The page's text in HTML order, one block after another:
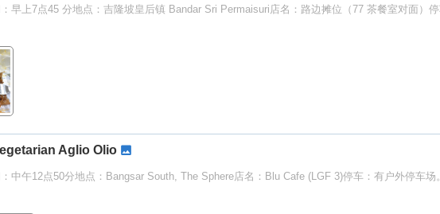
早上7点45 分地点：吉隆坡皇后镇 Bandar Sri Permaisuri店名：路边摊位（77 茶餐室对面）
Aglio Olio
中午12点50分地点：Bangsar South, The Sphere店名：Blu Cafe (LGF 3)停车：有户外停车